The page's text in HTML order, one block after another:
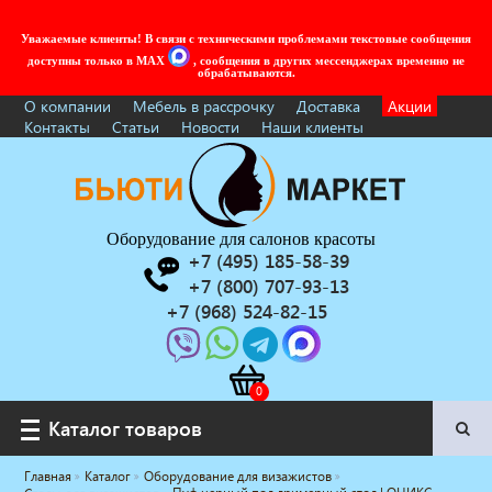
Уважаемые клиенты! В связи с техническими проблемами текстовые сообщения
доступны только в MAX
, сообщения в других мессенджерах временно не
обрабатываются.
О компании Мебель в рассрочку Доставка
Акции
Контакты
Статьи Новости Наши клиенты
Оборудование для салонов красоты
+7 (495) 185-58-39
+7 (800) 707-93-13
+7 (968) 524-82-15
Каталог товаров
Каталог товаров
Главная Каталог
Оборудование для визажистов